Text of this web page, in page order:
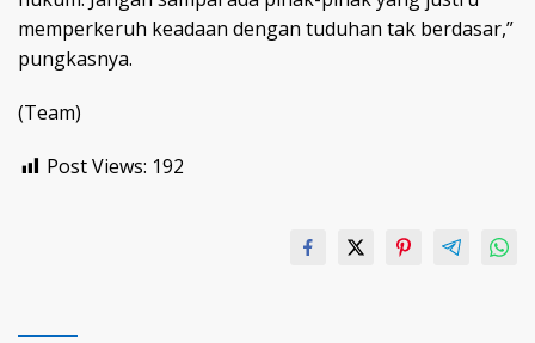
memperkeruh keadaan dengan tuduhan tak berdasar,”
pungkasnya.
(Team)
Post Views: 192